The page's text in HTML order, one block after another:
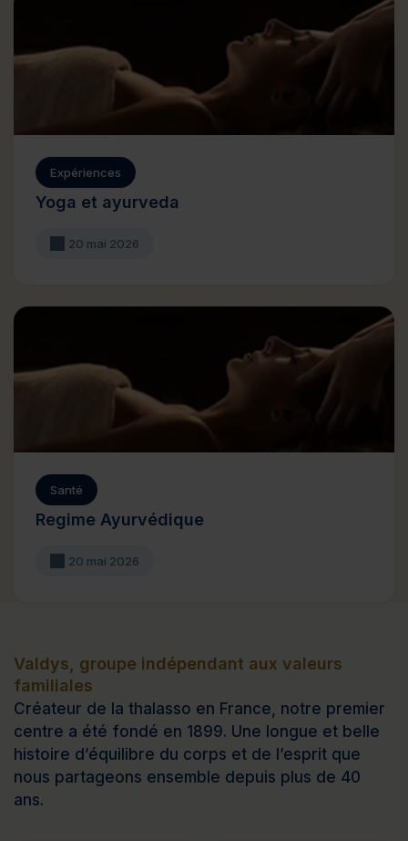
Expériences
Yoga et ayurveda
20 mai 2026
Santé
Regime Ayurvédique
20 mai 2026
Valdys, groupe indépendant aux valeurs
familiales
Créateur de la thalasso en France, notre premier
centre a été fondé en 1899. Une longue et belle
histoire d’équilibre du corps et de l’esprit que
nous partageons ensemble depuis plus de 40
ans.